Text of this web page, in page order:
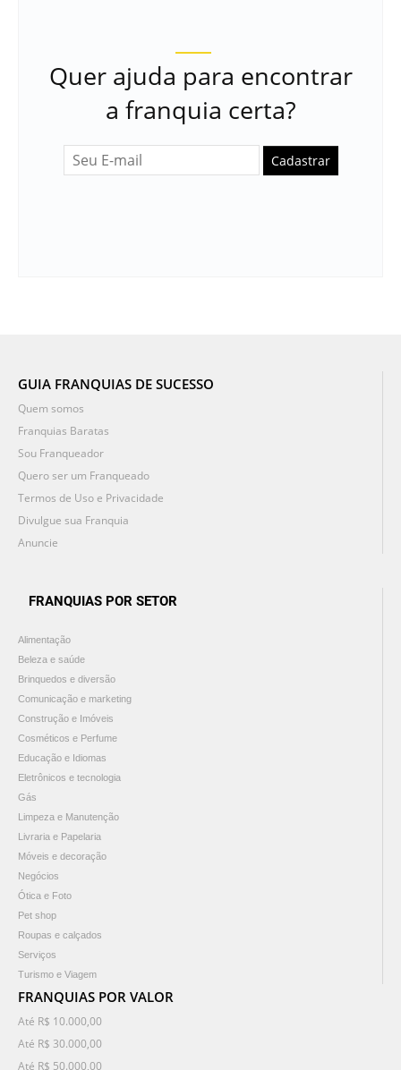
Quer ajuda para encontrar
a franquia certa?
Cadastrar
GUIA FRANQUIAS DE SUCESSO
Quem somos
Franquias Baratas
Sou Franqueador
Quero ser um Franqueado
Termos de Uso e Privacidade
Divulgue sua Franquia
Anuncie
FRANQUIAS POR SETOR
Alimentação
Beleza e saúde
Brinquedos e diversão
Comunicação e marketing
Construção e Imóveis
Cosméticos e Perfume
Educação e Idiomas
Eletrônicos e tecnologia
Gás
Limpeza e Manutenção
Livraria e Papelaria
Móveis e decoração
Negócios
Ótica e Foto
Pet shop
Roupas e calçados
Serviços
Turismo e Viagem
FRANQUIAS POR VALOR
Até R$ 10.000,00
Até R$ 30.000,00
Até R$ 50.000,00